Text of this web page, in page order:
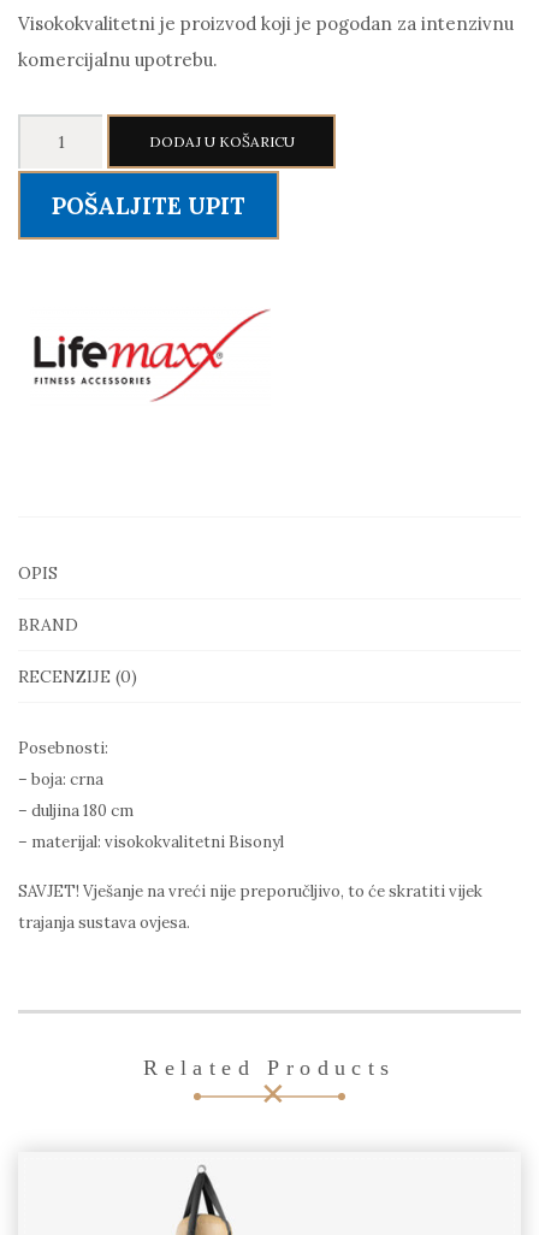
Visokokvalitetni je proizvod koji je pogodan za intenzivnu
komercijalnu upotrebu.
LMX1555
Lifemaxx
PRO
180cm
(black)
crna
DODAJ U KOŠARICU
POŠALJITE UPIT
OPIS
BRAND
RECENZIJE (0)
Posebnosti:
– boja: crna
– duljina 180 cm
– materijal: visokokvalitetni Bisonyl
SAVJET! Vješanje na vreći nije preporučljivo, to će skratiti vijek
trajanja sustava ovjesa.
Related Products